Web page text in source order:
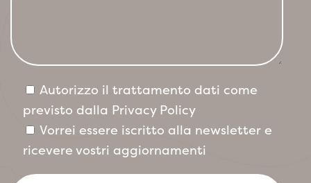
Autorizzo il trattamento dati come
previsto dalla Privacy Policy
Vorrei essere iscritto alla newsletter e
ricevere vostri aggiornamenti